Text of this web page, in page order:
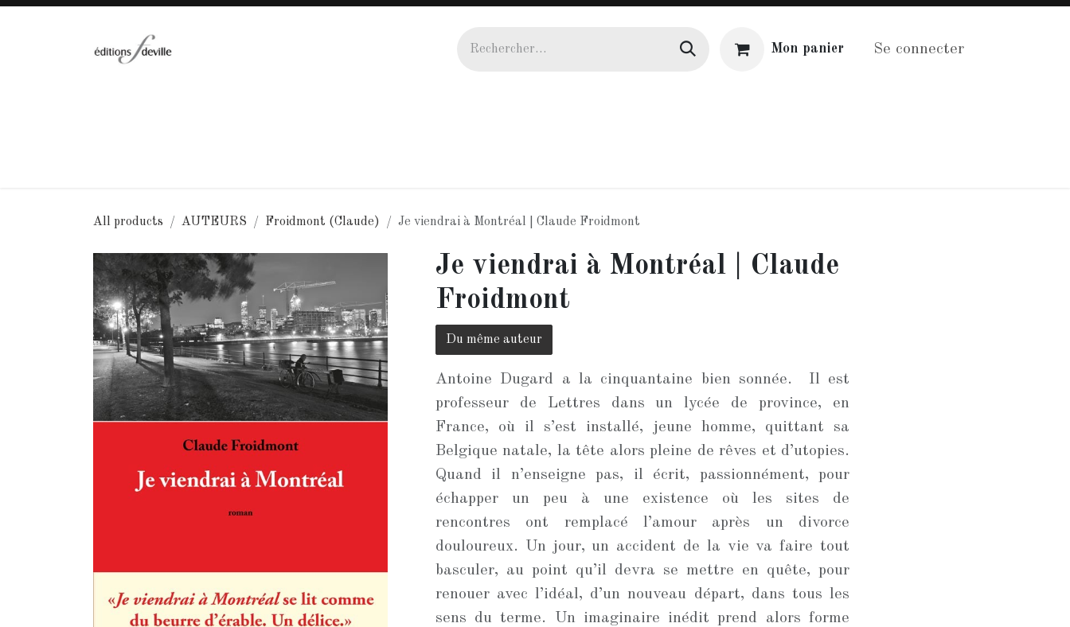
Se rendre au contenu
Mon panier Se connecter
All products AUTEURS Froidmont (Claude) Je viendrai à Montréal | Claude Froidmont
Je viendrai à Montréal | Claude
Froidmont
Du même auteur
Antoine Dugard a la cinquantaine bien sonnée. Il est
professeur de Lettres dans un lycée de province, en
France, où il s’est installé, jeune homme, quittant sa
Belgique natale, la tête alors pleine de rêves et d’utopies.
Quand il n’enseigne pas, il écrit, passionnément, pour
échapper un peu à une existence où les sites de
rencontres ont remplacé l’amour après un divorce
douloureux. Un jour, un accident de la vie va faire tout
basculer, au point qu’il devra se mettre en quête, pour
renouer avec l’idéal, d’un nouveau départ, dans tous les
sens du terme. Un imaginaire inédit prend alors forme